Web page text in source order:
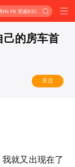
H6 PK 荣威RX5
己的房车首
关注
就又出现在了